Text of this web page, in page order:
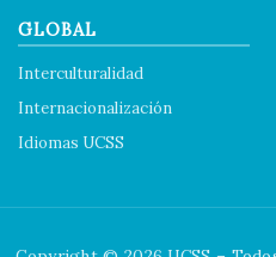
GLOBAL
Interculturalidad
Internacionalización
Idiomas UCSS